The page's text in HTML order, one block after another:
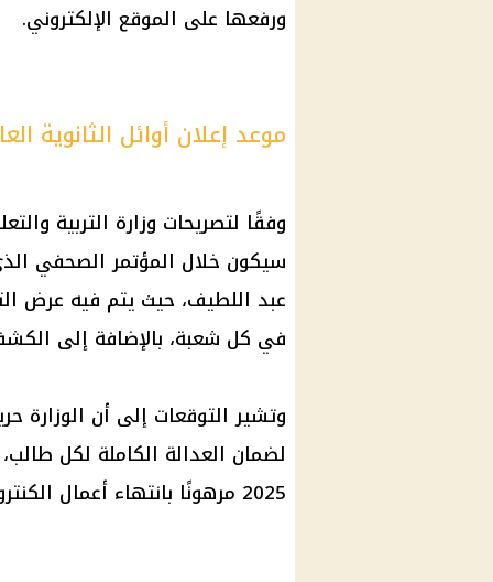
ورفعها على الموقع الإلكتروني.
موعد إعلان أوائل الثانوية العامة 2025 في
وفقًا لتصريحات وزارة التربية
سيكون خلال المؤتمر الصحفي
عبد اللطيف، حيث يتم فيه عرض
في كل شعبة، بالإضافة إلى
وتشير التوقعات إلى أن الوزارة
لضمان العدالة الكاملة لكل
2025 مرهونًا بانتهاء أعمال